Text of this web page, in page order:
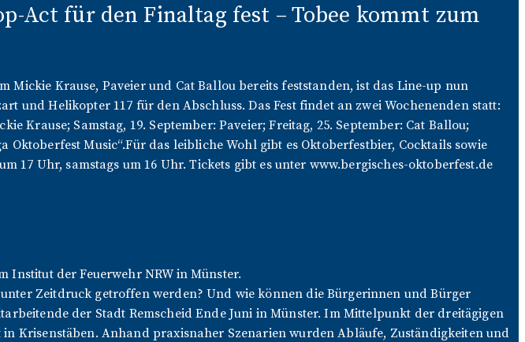
Act für den Finaltag fest – Tobee kommt zum
Krause, Paveier und Cat Ballou bereits feststanden, ist das Line-up nun
und Helikopter 117 für den Abschluss. Das Fest findet an zwei Wochenenden statt:
Krause; Samstag, 19. September: Paveier; Freitag, 25. September: Cat Ballou;
Oktoberfest Music“.Für das leibliche Wohl gibt es Oktoberfestbier, Cocktails sowie
17 Uhr, samstags um 16 Uhr. Tickets gibt es unter www.bergisches-oktoberfest.de
Institut der Feuerwehr NRW in Münster.
Zeitdruck getroffen werden? Und wie können die Bürgerinnen und Bürger
der Stadt Remscheid Ende Juni in Münster. Im Mittelpunkt der dreitägigen
Krisenstäben. Anhand praxisnaher Szenarien wurden Abläufe, Zuständigkeiten und